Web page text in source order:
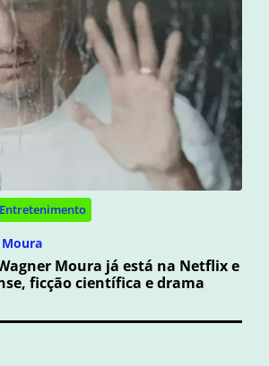
Entretenimento
Moura já está na Netflix e
ficção científica e drama